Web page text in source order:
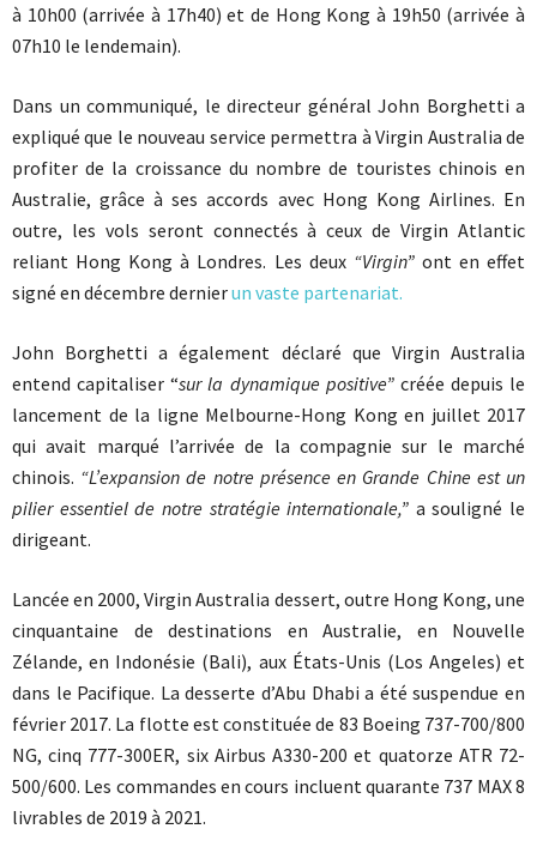
à 10h00 (arrivée à 17h40) et de Hong Kong à 19h50 (arrivée à
07h10 le lendemain).
Dans un communiqué, le directeur général John Borghetti a
expliqué que le nouveau service permettra à Virgin Australia de
profiter de la croissance du nombre de touristes chinois en
Australie, grâce à ses accords avec Hong Kong Airlines. En
outre, les vols seront connectés à ceux de Virgin Atlantic
reliant Hong Kong à Londres. Les deux “Virgin”ont en effet
signé en décembre dernierun vaste partenariat.
John Borghetti a également déclaré que Virgin Australia
entend capitaliser “sur la dynamique positive” créée depuis le
lancement de la ligne Melbourne-Hong Kong en juillet 2017
qui avait marqué l’arrivée de la compagnie sur le marché
chinois. “L’expansion de notre présence en Grande Chine est un
pilier essentiel de notre stratégie internationale,” a souligné le
dirigeant.
Lancée en 2000, Virgin Australia dessert, outre Hong Kong, une
cinquantaine de destinations en Australie, en Nouvelle
Zélande, en Indonésie (Bali), aux États-Unis (Los Angeles) et
dans le Pacifique. La desserte d’Abu Dhabi a été suspendue en
février 2017. La flotte est constituée de 83 Boeing 737-700/800
NG, cinq 777-300ER, six Airbus A330-200 et quatorze ATR 72-
500/600. Les commandes en cours incluent quarante 737 MAX 8
livrables de 2019 à 2021.